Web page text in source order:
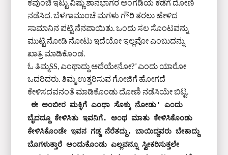
ಕವುಂಚಿ ಇಟ್ಟು ವಿಷ್ಣು ಶಾನಭಾಗರ ಅಂಗಡಿಯ ಕಡೆಗೆ ದೋಣಿ
ನಡೆಸಿದ. ಬೆಳಗಾಮುಂಚೆ ಮಗಳು ಗೌರಿ ತರಲು ಹೇಳಿದ
ಸಾಮಾನಿನ ಪಟ್ಟಿ ನೆನಪಾಯಿತು. ಒಂದು ಸಲ ಸೊಂಟವನ್ನು
ಮುಟ್ಟಿ ನೋಡಿ ನೋಟು ಇದೆಯೋ ಇಲ್ಲವೋ ಎಂಬುದನ್ನು
ಖಾತ್ರಿ ಮಾಡಿಕೊಂಡ.
ಓ ತಿಮ್ಮSS, ಎಂಥಾದ್ದು ಅದೆಯೇನೋ?’ ಎಂದು ಯಾರೋ
ಒದರಿದರು. ತಿಮ್ಮ ಉತ್ತರಿಸುವ ಗೋಜಿಗೆ ಹೋಗದೆ
ಕೇಳಿಸದವನಂತೆ ಮಾಡಿಕೊಂಡು ದೋಣಿ ನಡೆಸಿಯೇ ಬಿಟ್ಟ.
ಈ ಅಂಬೀರ ಮಕ್ಳಿಗೆ ಎಂಥಾ ಸೊಕ್ಕು ನೋಡು' ಎಂದು
ಬೈದದ್ದೂ ಕೇಳಿಸಿತು ಇವನಿಗೆ. ಅಂಥ ಮಾತು ಕೇಳಿಸಿಕೊಂಡು
ಕೇಳಿಸಿಕೊಂಡೇ ಇವನ ಗಡ್ಡ ನೆರೆತದ್ದು. ಬಾಯಿದ್ದವರು ಬೇಕಾದ್ದು
ಬೊಗಳುತ್ತಾರೆ ಅಂದುಕೊಂಡು ಎಲ್ಲವನ್ನೂ ಸ್ವೀಕರಿಸುತ್ತಲೇ